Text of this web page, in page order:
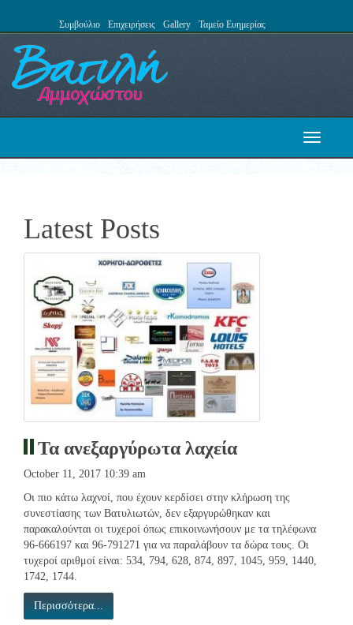
Συμβούλιο Επιχειρήσεις Gallery Ταμείο Ευημερίας
Toggle
Latest Posts
Τα ανεξαργύρωτα λαχεία
October 11, 2017 10:39 am
Οι πιο κάτω λαχνοί, που έχουν κερδίσει στην κλήρωση της
συνεστίασης των Βατυλιωτών, δεν εξαργυρώθηκαν και
παρακαλούνται οι τυχεροί όπως επικοινωνήσουν με τα τηλέφωνα
96-666197 και 96-791271 για να παραλάβουν τα δώρα τους. Οι
τυχεροί αριθμοί είναι: 534, 794, 628, 874, 897, 1045, 959, 1440,
1742, 1744.
Περισσότερα...